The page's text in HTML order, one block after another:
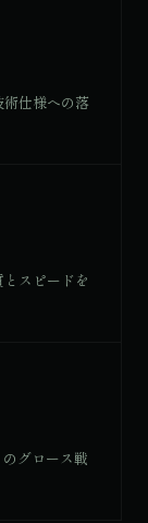
仕様への落
スピードを
グロース戦